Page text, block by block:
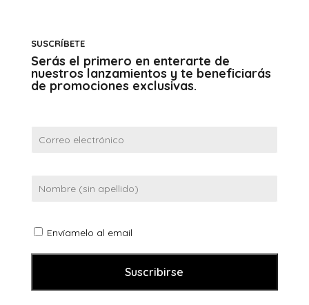
SUSCRÍBETE
Serás el primero en enterarte de
nuestros lanzamientos y te beneficiarás
de promociones exclusivas.
Envíamelo al email